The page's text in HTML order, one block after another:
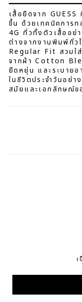
เสื้อยืดจาก
ขึ้น ด้วยเทคนิคการ
4G ทั่วทั้งตัวเสื้ออย่
ต่างจากงานพิมพ์ทั่ว
Regular Fit สวมใ
จากผ้า Cotton
ยืดหยุ่น และระบายอ
ในชีวิตประจำวันอย่
สมัยและเอกลักษณ์ข